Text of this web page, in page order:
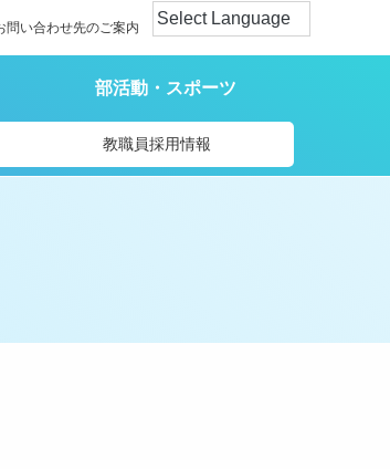
問い合わせ先のご案内
部活動・スポーツ
教職員採用情報